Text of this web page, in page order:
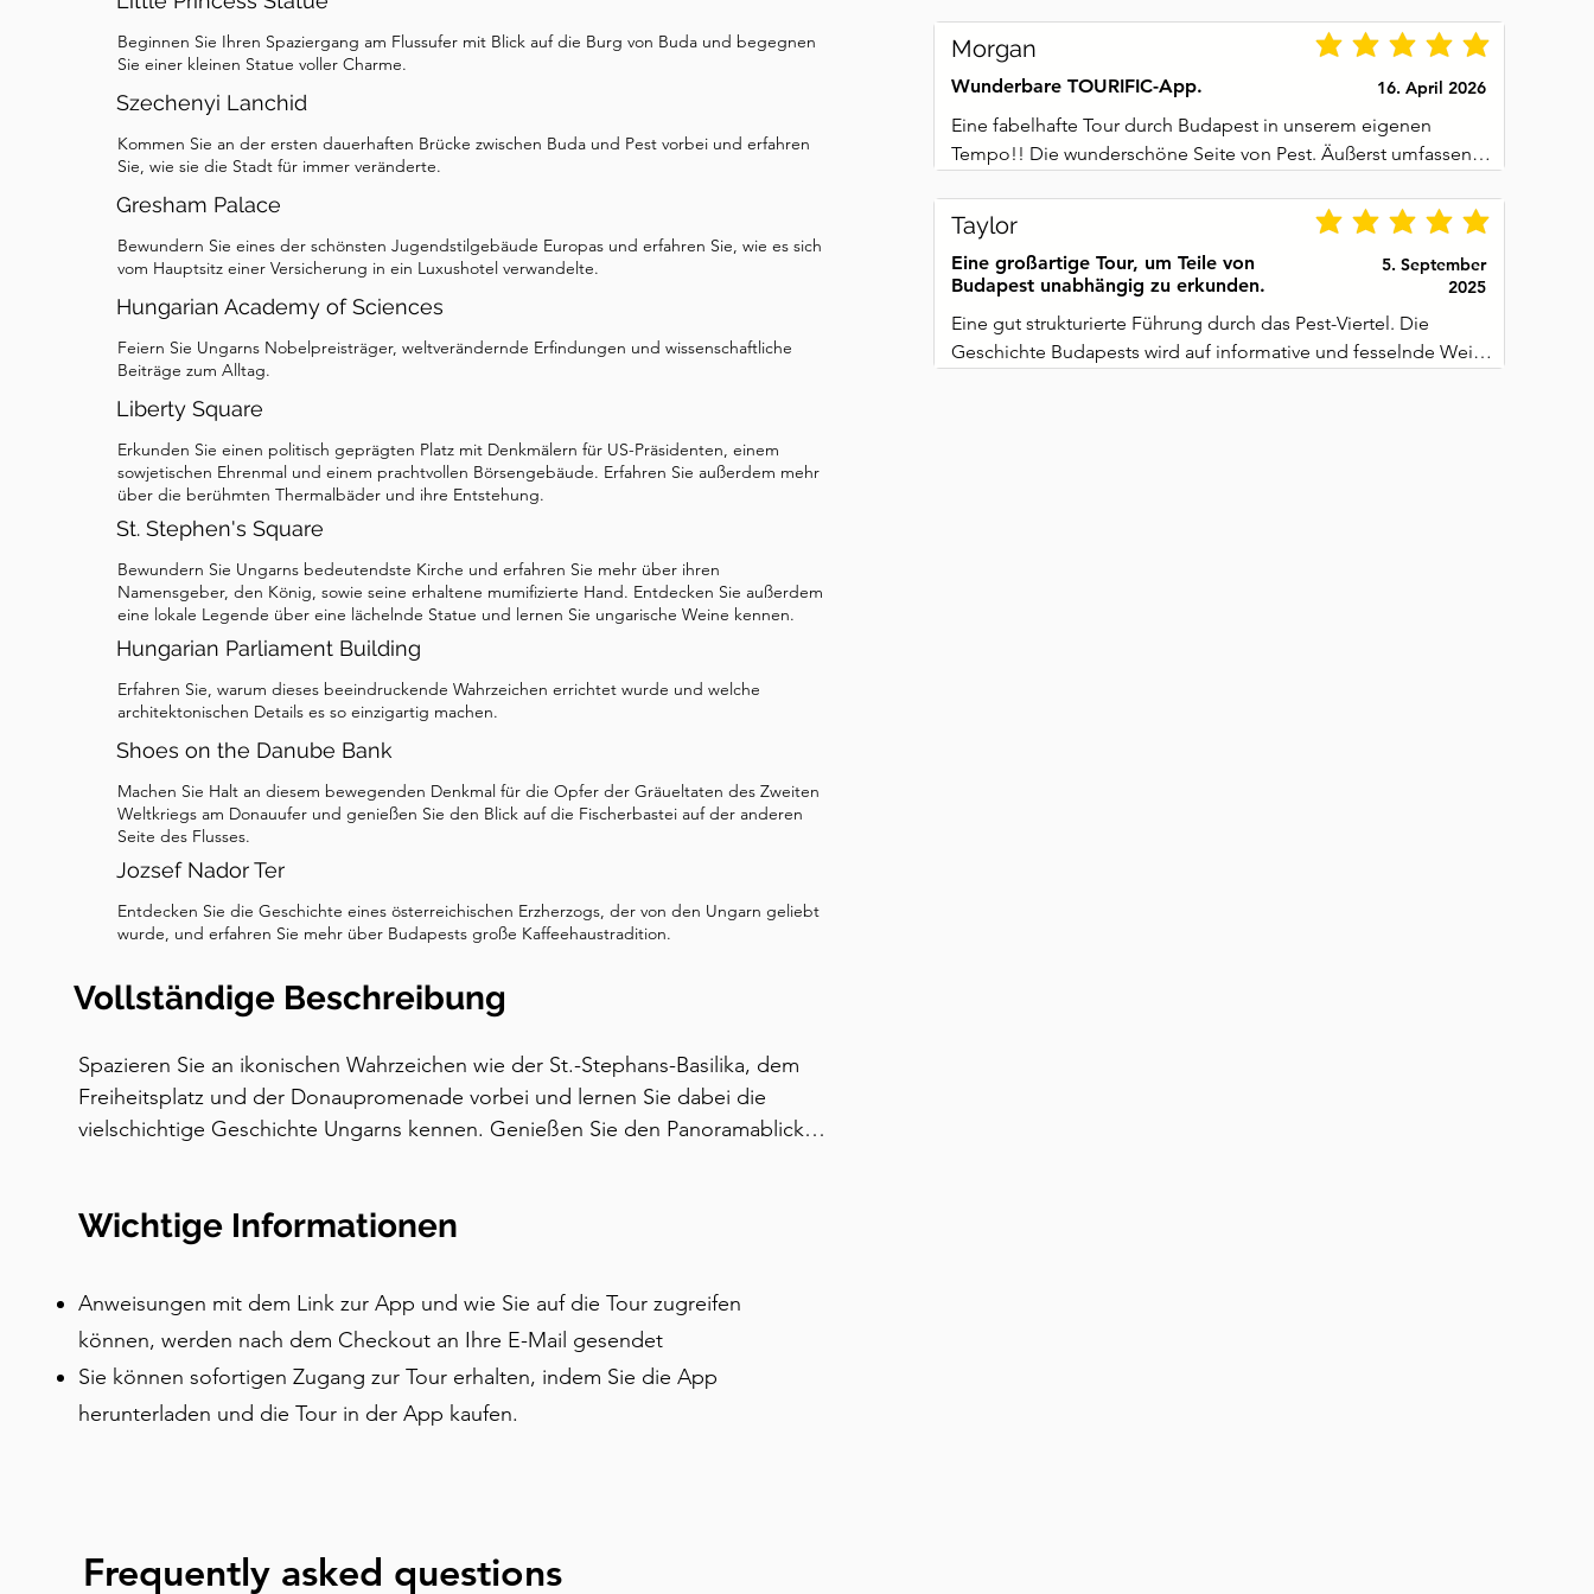
Beginnen Sie Ihren Spaziergang am Flussufer mit Blick auf die Burg von Buda und begegnen
Sie einer kleinen Statue voller Charme.
Szechenyi Lanchid
Kommen Sie an der ersten dauerhaften Brücke zwischen Buda und Pest vorbei und erfahren
Sie, wie sie die Stadt für immer veränderte.
Gresham Palace
Bewundern Sie eines der schönsten Jugendstilgebäude Europas und erfahren Sie, wie es sich
vom Hauptsitz einer Versicherung in ein Luxushotel verwandelte.
Hungarian Academy of Sciences
Feiern Sie Ungarns Nobelpreisträger, weltverändernde Erfindungen und wissenschaftliche
Beiträge zum Alltag.
Liberty Square
Erkunden Sie einen politisch geprägten Platz mit Denkmälern für US-Präsidenten, einem
sowjetischen Ehrenmal und einem prachtvollen Börsengebäude. Erfahren Sie außerdem mehr
über die berühmten Thermalbäder und ihre Entstehung.
St. Stephen's Square
Bewundern Sie Ungarns bedeutendste Kirche und erfahren Sie mehr über ihren
Namensgeber, den König, sowie seine erhaltene mumifizierte Hand. Entdecken Sie außerdem
eine lokale Legende über eine lächelnde Statue und lernen Sie ungarische Weine kennen.
Hungarian Parliament Building
Erfahren Sie, warum dieses beeindruckende Wahrzeichen errichtet wurde und welche
architektonischen Details es so einzigartig machen.
Shoes on the Danube Bank
Machen Sie Halt an diesem bewegenden Denkmal für die Opfer der Gräueltaten des Zweiten
Weltkriegs am Donauufer und genießen Sie den Blick auf die Fischerbastei auf der anderen
Seite des Flusses.
Jozsef Nador Ter
Entdecken Sie die Geschichte eines österreichischen Erzherzogs, der von den Ungarn geliebt
wurde, und erfahren Sie mehr über Budapests große Kaffeehaustradition.
Morgan
Wunderbare TOURIFIC-App. 16. April 2026
Eine fabelhafte Tour durch Budapest in unserem eigenen
Tempo!! Die wunderschöne Seite von Pest. Äußerst umfassend,
Taylor
Eine großartige Tour, um Teile von
Budapest unabhängig zu erkunden.
5. September
2025
Eine gut strukturierte Führung durch das Pest-Viertel. Die
Geschichte Budapests wird auf informative und fesselnde Weise
Vollständige Beschreibung
Spazieren Sie an ikonischen Wahrzeichen wie der St.-Stephans-Basilika, dem
Freiheitsplatz und der Donaupromenade vorbei und lernen Sie dabei die
vielschichtige Geschichte Ungarns kennen. Genießen Sie den Panoramablick
Traditionen wie die Kaffeehauskultur, Thermalbäder und Tokajer Wein. Diese
Wichtige Informationen
Anweisungen mit dem Link zur App und wie Sie auf die Tour zugreifen
können, werden nach dem Checkout an Ihre E-Mail gesendet
Sie können sofortigen Zugang zur Tour erhalten, indem Sie die App
herunterladen und die Tour in der App kaufen.
Frequently asked questions